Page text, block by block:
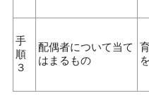
手
順
３
配偶者について当て
はまるもの